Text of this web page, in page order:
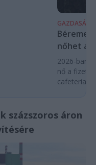
GAZDASÁG
nőhet a
2026-ban
nő a
cafeteria
százszoros áron